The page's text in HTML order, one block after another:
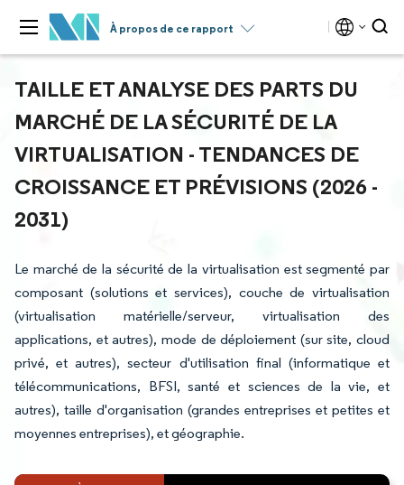
À propos de ce rapport
TAILLE ET ANALYSE DES PARTS DU
MARCHÉ DE LA SÉCURITÉ DE LA
VIRTUALISATION - TENDANCES DE
CROISSANCE ET PRÉVISIONS (2026 -
2031)
Le marché de la sécurité de la virtualisation est segmenté par
composant (solutions et services), couche de virtualisation
(virtualisation matérielle/serveur, virtualisation des
applications, et autres), mode de déploiement (sur site, cloud
privé, et autres), secteur d'utilisation final (informatique et
télécommunications, BFSI, santé et sciences de la vie, et
autres), taille d'organisation (grandes entreprises et petites et
moyennes entreprises), et géographie.